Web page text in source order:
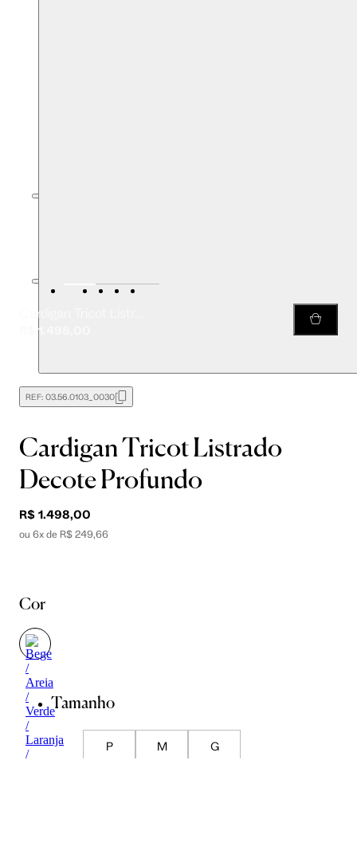
R$ 1.498,00
REF: 03.56.0103_0030
Cardigan Tricot Listrado
Decote Profundo
R$ 1.498,00
ou 6x de R$ 249,66
Cor
Tamanho
P M G